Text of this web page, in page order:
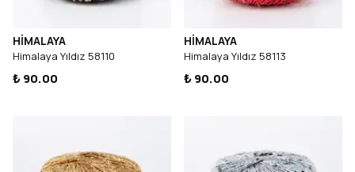
HİMALAYA
Himalaya Yıldız 58110
₺ 90.00
HİMALAYA
Himalaya Yıldız 58113
₺ 90.00